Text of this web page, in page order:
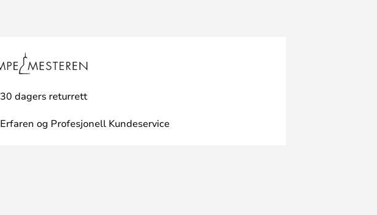
30 dagers returrett
Erfaren og Profesjonell Kundeservice